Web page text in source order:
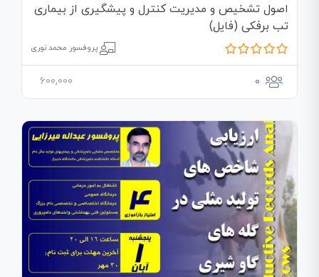
اصول تشخیص و مدیریت کنترل و پیشگیری از بیماری
تب برفکی (فایل)
پروفسور محمد نوری
0
600,000